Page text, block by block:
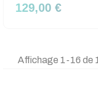
129,00 €
Affichage 1-16 de